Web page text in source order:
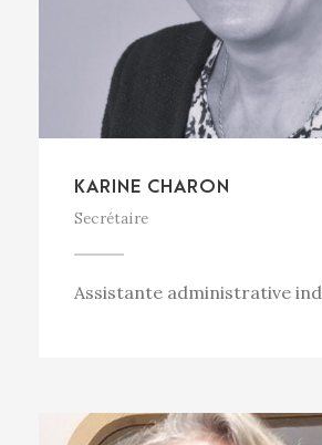
KARINE CHARON
Secrétaire
Assistante administrative